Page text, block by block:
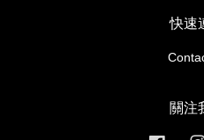
快速
關注